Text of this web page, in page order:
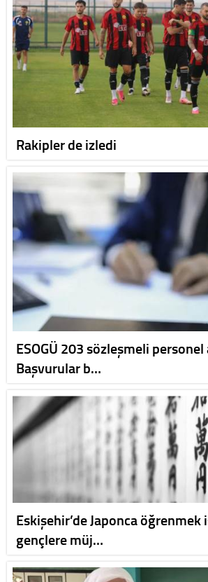
Rakipler de izledi
ESOGÜ 203 sözleşmeli personel
Başvurular b…
Eskişehir’de Japonca öğrenmek
gençlere müj…